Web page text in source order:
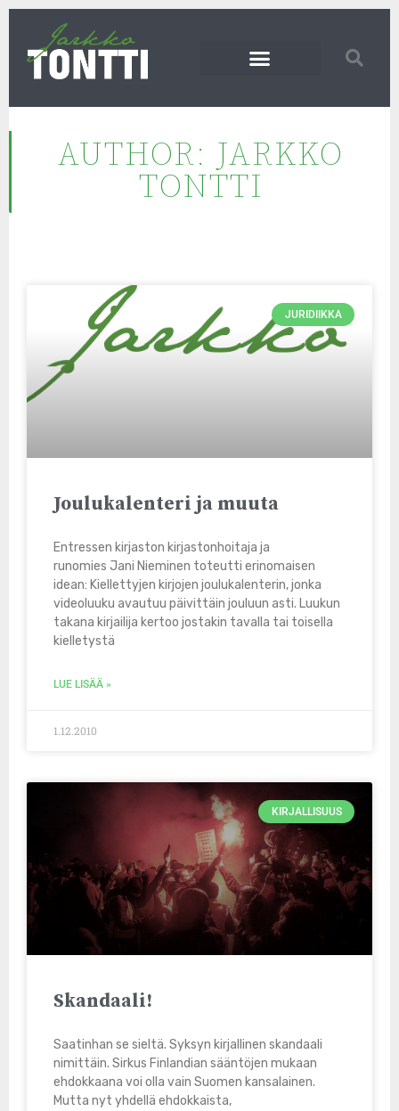
AUTHOR: JARKKO
TONTTI
JURIDIIKKA
Joulukalenteri ja muuta
Entressen kirjaston kirjastonhoitaja ja
runomies Jani Nieminen toteutti erinomaisen
idean: Kiellettyjen kirjojen joulukalenterin, jonka
videoluuku avautuu päivittäin jouluun asti. Luukun
takana kirjailija kertoo jostakin tavalla tai toisella
kielletystä
LUE LISÄÄ »
1.12.2010
KIRJALLISUUS
Skandaali!
Saatinhan se sieltä. Syksyn kirjallinen skandaali
nimittäin. Sirkus Finlandian sääntöjen mukaan
ehdokkaana voi olla vain Suomen kansalainen.
Mutta nyt yhdellä ehdokkaista,